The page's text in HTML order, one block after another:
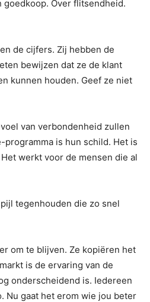
Over flitsendheid.
de cijfers. Zij hebben de
bewijzen dat ze de klant
kunnen houden. Geef ze niet
van verbondenheid zullen
is hun schild. Het is
werkt voor de mensen die al
tegenhouden die zo snel
om te blijven. Ze kopiëren het
is de ervaring van de
onderscheidend is. Iedereen
Nu gaat het erom wie jou beter